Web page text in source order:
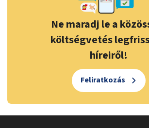
Ne maradj le a
költségvetés
híreiről!
Feliratkozás